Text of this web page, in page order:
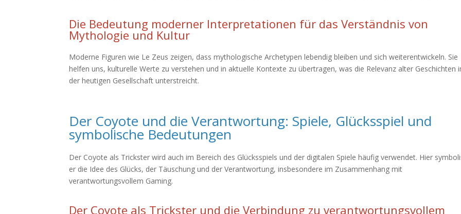
Die Bedeutung moderner Interpretationen für das Verständnis von
Mythologie und Kultur
Moderne Figuren wie Le Zeus zeigen, dass mythologische Archetypen lebendig bleiben und sich weiterentwickeln. Sie
helfen uns, kulturelle Werte zu verstehen und in aktuelle Kontexte zu übertragen, was die Relevanz alter Geschichten
der heutigen Gesellschaft unterstreicht.
Der Coyote und die Verantwortung: Spiele, Glücksspiel und
symbolische Bedeutungen
Der Coyote als Trickster wird auch im Bereich des Glücksspiels und der digitalen Spiele häufig verwendet. Hier
er die Idee des Glücks, der Täuschung und der Verantwortung, insbesondere im Zusammenhang mit
verantwortungsvollem Gaming.
Der Coyote als Trickster und die Verbindung zu verantwortungsvollem